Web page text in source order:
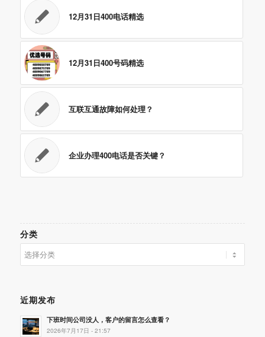
12月31日400电话精选
12月31日400号码精选
互联互通故障如何处理？
企业办理400电话是否关键？
分类
类
近期发布
下班时间公司没人，客户的留言怎么查看？
2026年7月17日 - 21:57